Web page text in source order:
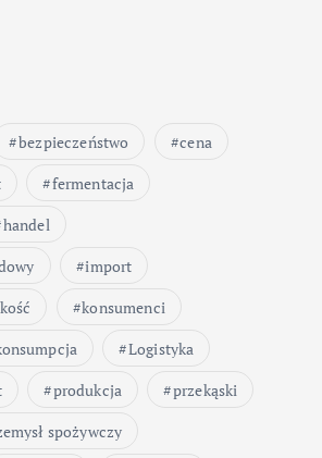
bezpieczeństwo
cena
fermentacja
handel
import
konsumenci
Logistyka
produkcja
przekąski
spożywczy